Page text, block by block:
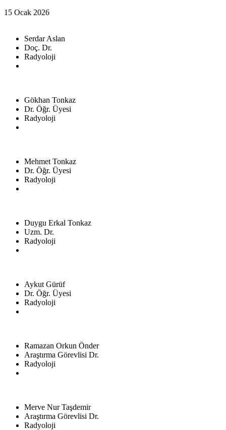
15 Ocak 2026
Serdar Aslan
Doç. Dr.
Radyoloji
Gökhan Tonkaz
Dr. Öğr. Üyesi
Radyoloji
Mehmet Tonkaz
Dr. Öğr. Üyesi
Radyoloji
Duygu Erkal Tonkaz
Uzm. Dr.
Radyoloji
Aykut Gürüf
Dr. Öğr. Üyesi
Radyoloji
Ramazan Orkun Önder
Araştırma Görevlisi Dr.
Radyoloji
Merve Nur Taşdemir
Araştırma Görevlisi Dr.
Radyoloji